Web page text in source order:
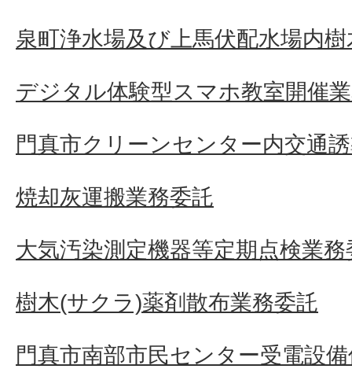
泉町浄水場及び上馬伏配水場内
デジタル体験型スマホ教室開催
門真市クリーンセンター内交通
焼却灰運搬業務委託
大気汚染測定機器等定期点検業務
樹木(サクラ)薬剤散布業務委託
門真市南部市民センター受電設